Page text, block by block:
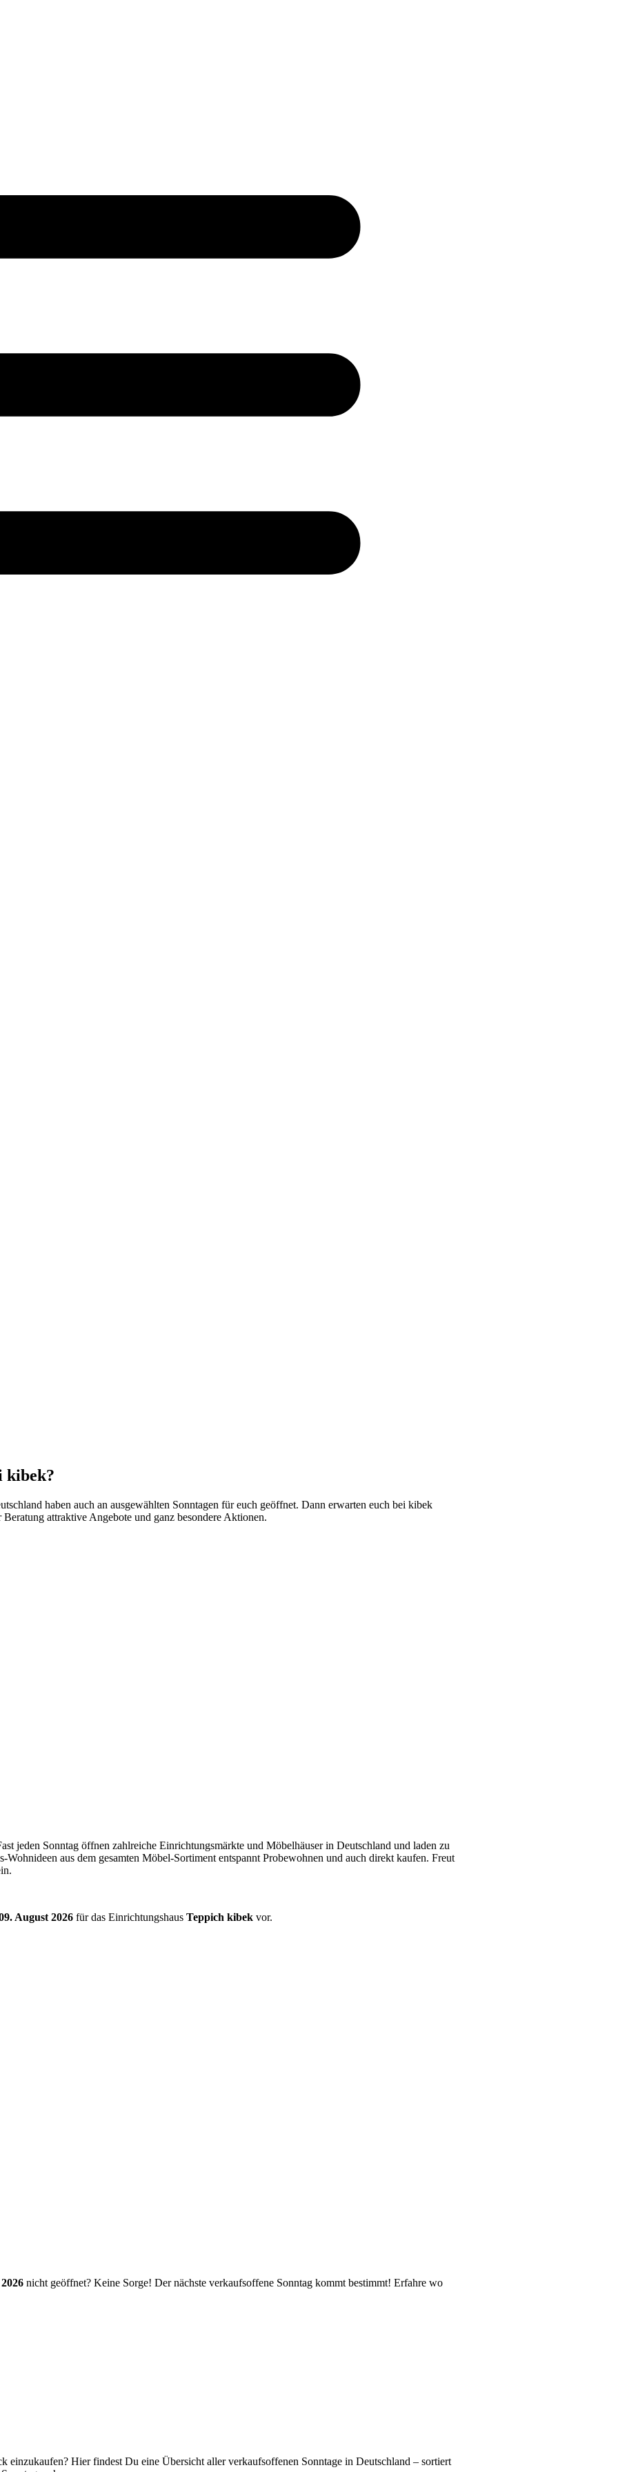
kibek?
haben auch an ausgewählten Sonntagen für euch geöffnet. Dann erwarten euch bei kibek
attraktive Angebote und ganz besondere Aktionen.
jeden Sonntag öffnen zahlreiche Einrichtungsmärkte und Möbelhäuser in Deutschland und laden zu
aus dem gesamten Möbel-Sortiment entspannt Probewohnen und auch direkt kaufen. Freut
August 2026 für das Einrichtungshaus Teppich kibek vor.
nicht geöffnet? Keine Sorge! Der nächste verkaufsoffene Sonntag kommt bestimmt! Erfahre wo
einzukaufen? Hier findest Du eine Übersicht aller verkaufsoffenen Sonntage in Deutschland – sortiert